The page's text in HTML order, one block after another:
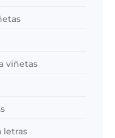
viñetas
letras